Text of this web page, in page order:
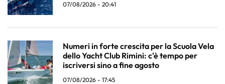
07/08/2026 - 20:41
Numeri in forte crescita per la Scuola Vela
dello Yacht Club Rimini: c'è tempo per
iscriversi sino a fine agosto
07/08/2026 - 17:45